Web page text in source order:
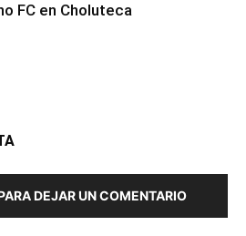
FC en Choluteca
DEJAR UN COMENTARIO